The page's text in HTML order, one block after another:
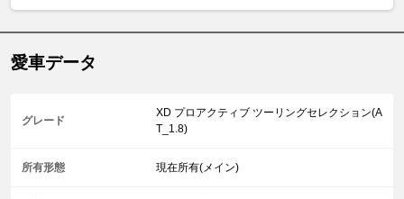
愛車データ
グレード
XD プロアクティブ ツーリングセレクション(A
T_1.8)
所有形態 現在所有(メイン)